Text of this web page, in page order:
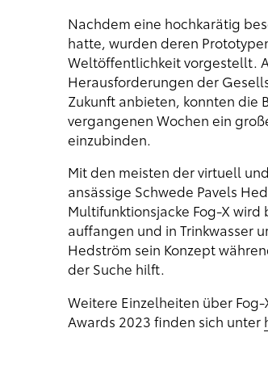
Nachdem eine hochkarätig
hatte, wurden deren
Weltöffentlichkeit vorgestellt.
Herausforderungen der
Zukunft anbieten, konnten die
vergangenen Wochen ein
einzubinden.
Mit den meisten der virtuell
ansässige Schwede Pavels
Multifunktionsjacke Fog-X
auffangen und in Trinkwasser
Hedström sein Konzept
der Suche hilft.
Weitere Einzelheiten über
Awards 2023 finden sich unter